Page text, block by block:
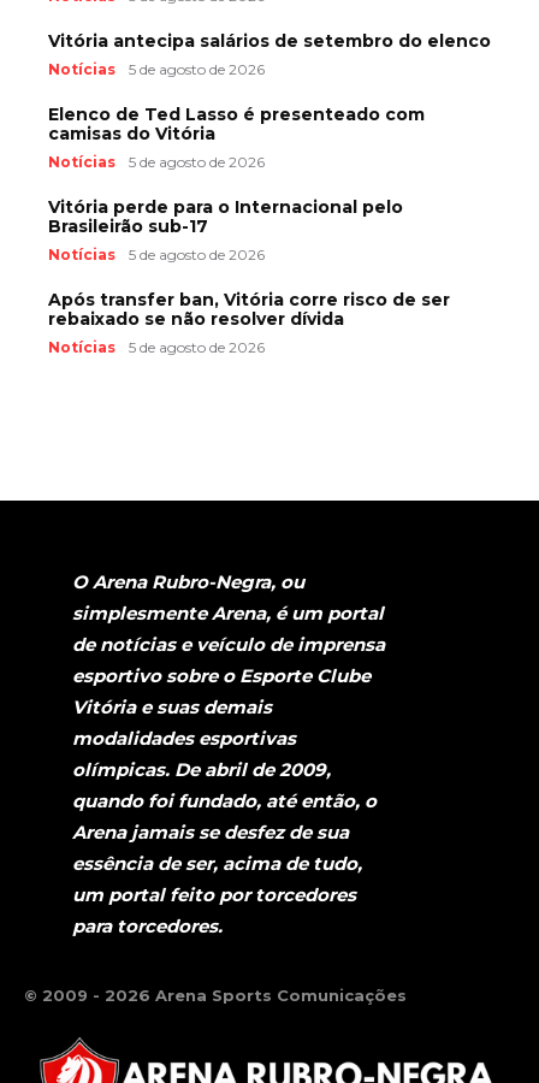
Vitória antecipa salários de setembro do elenco
Notícias 5 de agosto de 2026
Elenco de Ted Lasso é presenteado com
camisas do Vitória
Notícias 5 de agosto de 2026
Vitória perde para o Internacional pelo
Brasileirão sub-17
Notícias 5 de agosto de 2026
Após transfer ban, Vitória corre risco de ser
rebaixado se não resolver dívida
Notícias 5 de agosto de 2026
O Arena Rubro-Negra, ou
simplesmente Arena, é um portal
de notícias e veículo de imprensa
esportivo sobre o Esporte Clube
Vitória e suas demais
modalidades esportivas
olímpicas. De abril de 2009,
quando foi fundado, até então, o
Arena jamais se desfez de sua
essência de ser, acima de tudo,
um portal feito por torcedores
para torcedores.
© 2009 - 2026 Arena Sports Comunicações